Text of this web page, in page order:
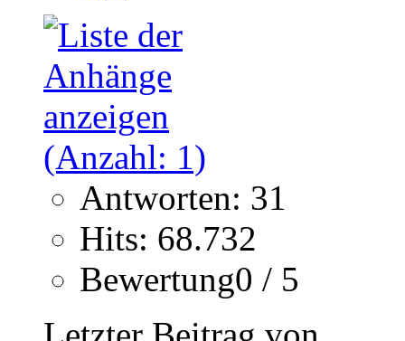
Antworten: 31
Hits: 68.732
Bewertung0 / 5